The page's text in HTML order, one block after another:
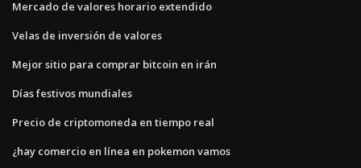
Mercado de valores horario extendido
Velas de inversión de valores
Mejor sitio para comprar bitcoin en irán
Días festivos mundiales
Precio de criptomoneda en tiempo real
¿hay comercio en línea en pokemon vamos